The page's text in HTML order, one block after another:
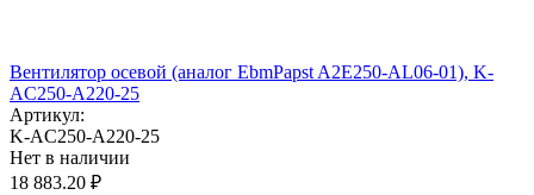
Вентилятор осевой (аналог EbmPapst A2E250-AL06-01), K-
AC250-A220-25
Артикул:
K-AC250-A220-25
Нет в наличии
18 883.20 ₽